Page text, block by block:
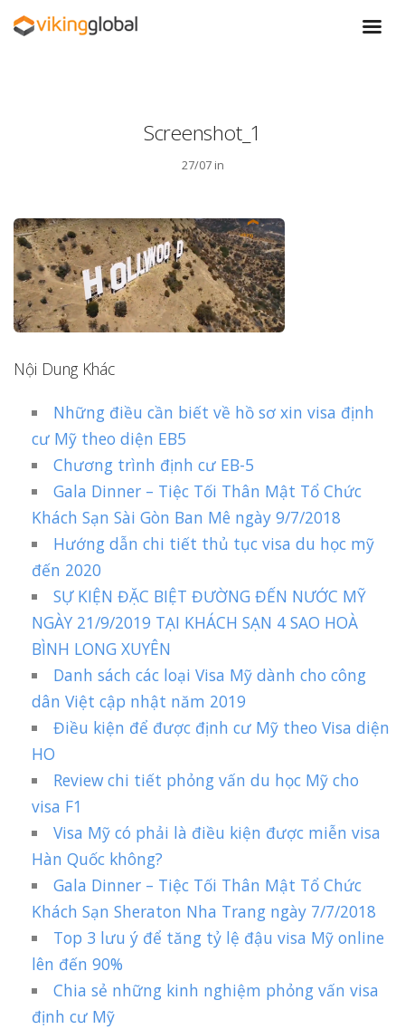
Screenshot_1
27/07 in
Nội Dung Khác
Những điều cần biết về hồ sơ xin visa định
cư Mỹ theo diện EB5
Chương trình định cư EB-5
Gala Dinner – Tiệc Tối Thân Mật Tổ Chức
Khách Sạn Sài Gòn Ban Mê ngày 9/7/2018
Hướng dẫn chi tiết thủ tục visa du học mỹ
đến 2020
SỰ KIỆN ĐẶC BIỆT ĐƯỜNG ĐẾN NƯỚC MỸ
NGÀY 21/9/2019 TẠI KHÁCH SẠN 4 SAO HOÀ
BÌNH LONG XUYÊN
Danh sách các loại Visa Mỹ dành cho công
dân Việt cập nhật năm 2019
Điều kiện để được định cư Mỹ theo Visa diện
HO
Review chi tiết phỏng vấn du học Mỹ cho
visa F1
Visa Mỹ có phải là điều kiện được miễn visa
Hàn Quốc không?
Gala Dinner – Tiệc Tối Thân Mật Tổ Chức
Khách Sạn Sheraton Nha Trang ngày 7/7/2018
Top 3 lưu ý để tăng tỷ lệ đậu visa Mỹ online
lên đến 90%
Chia sẻ những kinh nghiệm phỏng vấn visa
định cư Mỹ